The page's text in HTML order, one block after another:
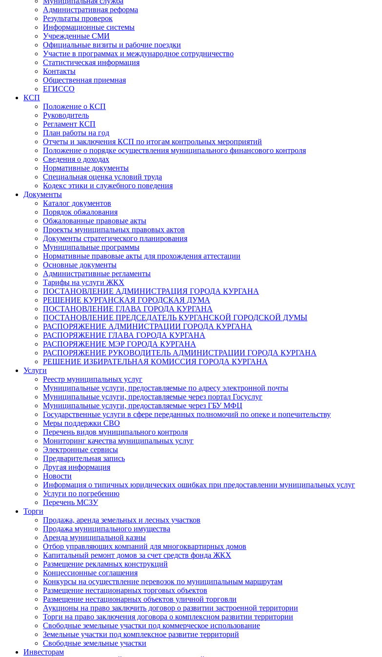
Административная реформа
Результаты проверок
Информационные системы
Учрежденные СМИ
Официальные визиты и рабочие поездки
Участие в программах и международное сотрудничество
Статистическая информация
Контакты
Общественная приемная
ЕГИССО
КСП
Положение о КСП
Руководитель
Регламент КСП
План работы на год
Отчеты и заключения КСП по итогам контрольных мероприятий
Положение о порядке осуществления муниципального финансового контроля
Сведения о доходах
Нормативные документы
Специальная оценка условий труда
Кодекс этики и служебного поведения
Документы
Каталог документов
Порядок обжалования
Обжалованные правовые акты
Проекты муниципальных правовых актов
Документы стратегического планирования
Муниципальные программы
Нормативные правовые акты для прохождения аттестации
Основные документы
Административные регламенты
Тарифы на услуги ЖКХ
ПОСТАНОВЛЕНИЕ АДМИНИСТРАЦИЯ ГОРОДА КУРГАНА
РЕШЕНИЕ КУРГАНСКАЯ ГОРОДСКАЯ ДУМА
ПОСТАНОВЛЕНИЕ ГЛАВА ГОРОДА КУРГАНА
ПОСТАНОВЛЕНИЕ ПРЕДСЕДАТЕЛЬ КУРГАНСКОЙ ГОРОДСКОЙ ДУМЫ
РАСПОРЯЖЕНИЕ АДМИНИСТРАЦИИ ГОРОДА КУРГАНА
РАСПОРЯЖЕНИЕ ГЛАВА ГОРОДА КУРГАНА
РАСПОРЯЖЕНИЕ МЭР ГОРОДА КУРГАНА
РАСПОРЯЖЕНИЕ РУКОВОДИТЕЛЬ АДМИНИСТРАЦИИ ГОРОДА КУРГАНА
РЕШЕНИЕ ИЗБИРАТЕЛЬНАЯ КОМИССИЯ ГОРОДА КУРГАНА
Услуги
Реестр муниципальных услуг
Муниципальные услуги, предоставляемые по адресу электронной почты
Муниципальные услуги, предоставляемые через портал Госуслуг
Муниципальные услуги, предоставляемые через ГБУ МФЦ
Государственные услуги в сфере переданных полномочий по опеке и попечительству
Меры поддержки СВО
Перечень видов муниципального контроля
Мониторинг качества муниципальных услуг
Электронные сервисы
Предварительная запись
Другая информация
Новости
Информация о типичных юридических ошибках при предоставлении муниципальных услуг
Услуги по погребению
Перечень МСЗУ
Торги
Продажа, аренда земельных и лесных участков
Продажа муниципального имущества
Аренда муниципальной казны
Отбор управляющих компаний для многоквартирных домов
Капитальный ремонт домов за счет средств фонда ЖКХ
Размещение рекламных конструкций
Концессионные соглашения
Конкурсы на осуществление перевозок по муниципальным маршрутам
Размещение нестационарных торговых объектов
Размещение нестационарных объектов уличной торговли
Аукционы на право заключить договор о развитии застроенной территории
Торги на право заключения договора о комплексном развитии территории
Свободные земельные участки под коммерческое использование
Земельные участки под комплексное развитие территорий
Свободные земельные участки
Инвесторам